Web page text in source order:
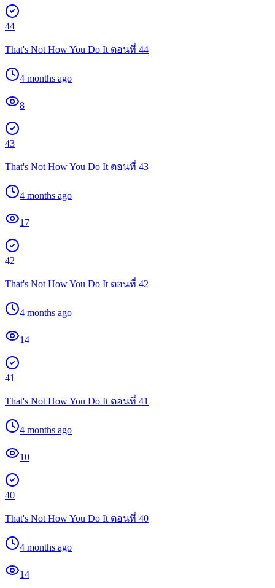
44
That's Not How You Do It ตอนที่ 44
4 months ago
8
43
That's Not How You Do It ตอนที่ 43
4 months ago
17
42
That's Not How You Do It ตอนที่ 42
4 months ago
14
41
That's Not How You Do It ตอนที่ 41
4 months ago
10
40
That's Not How You Do It ตอนที่ 40
4 months ago
14